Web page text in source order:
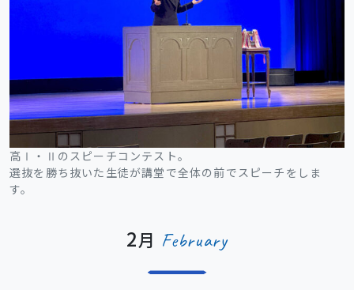
高Ⅰ・Ⅱのスピーチコンテスト。
選抜を勝ち抜いた生徒が講堂で全体の前でスピーチをしま
す。
2月 February